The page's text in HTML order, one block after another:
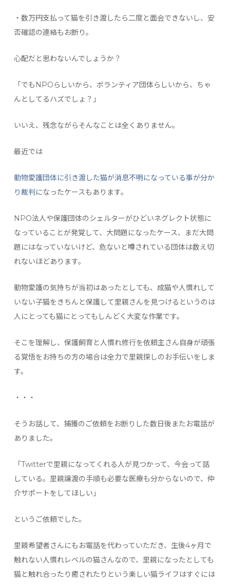
・数万円支払って猫を引き渡したら二度と面会できないし、安
否確認の連絡もお断り。
心配だと思わないんでしょうか？
「でもNPOらしいから、ボランティア団体らしいから、ちゃ
んとしてるハズでしょ？」
いいえ、残念ながらそんなことは全くありません。
最近では
動物愛護団体に引き渡した猫が消息不明になっている事が分か
り裁判になったケースもあります。
NPO法人や保護団体のシェルターがひどいネグレクト状態に
なっていることが発覚して、大問題になったケース、まだ大問
題にはなっていないけど、危ないと噂されている団体は数え切
れないほどあります。
動物愛護の気持ちが当初はあったとしても、成猫や人慣れして
いない子猫をきちんと保護して里親さんを見つけるというのは
人にとっても猫にとってもしんどく大変な作業です。
そこを理解し、保護飼育と人慣れ修行を依頼主さん自身が頑張
る覚悟をお持ちの方の場合は全力で里親探しのお手伝いをしま
す。
・・・
そうお話して、捕獲のご依頼をお断りした数日後またお電話が
ありました。
「Twitterで里親になってくれる人が見つかって、今会って話
している。里親譲渡の手順も必要な医療も分からないので、仲
介サポートをしてほしい」
というご依頼でした。
里親希望者さんにもお電話を代わっていただき、生後4ヶ月で
触れない人慣れレベルの猫さんなので、里親になったとしても
猫と触れ合ったり癒されたりという楽しい猫ライフはすぐには